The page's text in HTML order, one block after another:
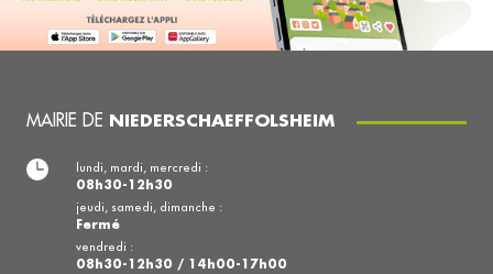
MAIRIE DE NIEDERSCHAEFFOLSHEIM
lundi, mardi, mercredi :
08h30-12h30
jeudi, samedi, dimanche :
Fermé
vendredi :
08h30-12h30 / 14h00-17h00